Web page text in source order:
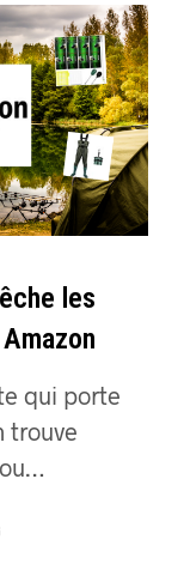
les
qui porte
trouve